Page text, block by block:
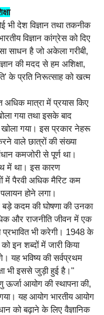
भी देश विज्ञान तथा तकनीक
विज्ञान कांग्रेस को दिए
साधन है जो अकेला गरीबी,
की मदद से हम अशिक्षा,
के प्रति निरूत्साह को खत्म
मात्रा में प्रयास किए
गया तथा इसके बाद
खोला गया। इस प्रकार नेहरू
वाले छात्रों की संख्या
कमजोरी से पूर्ण था।
में था। इस कारण
में पैरवी अधिक मैरिट कम
होने लगा।
कदम की घोषणा की उनका
और राजनीति जीवन में एक
प्रभावित भी करेगी। 1948 के
इन शब्दों में जारी किया
यह भविष्य की सर्वप्रथम
भी इससे जुड़ी हुई है।"
आयोग की स्थापना की,
गया। यह आयोग भारतीय आयोग
को बढ़ाने के लिए वैज्ञानिक